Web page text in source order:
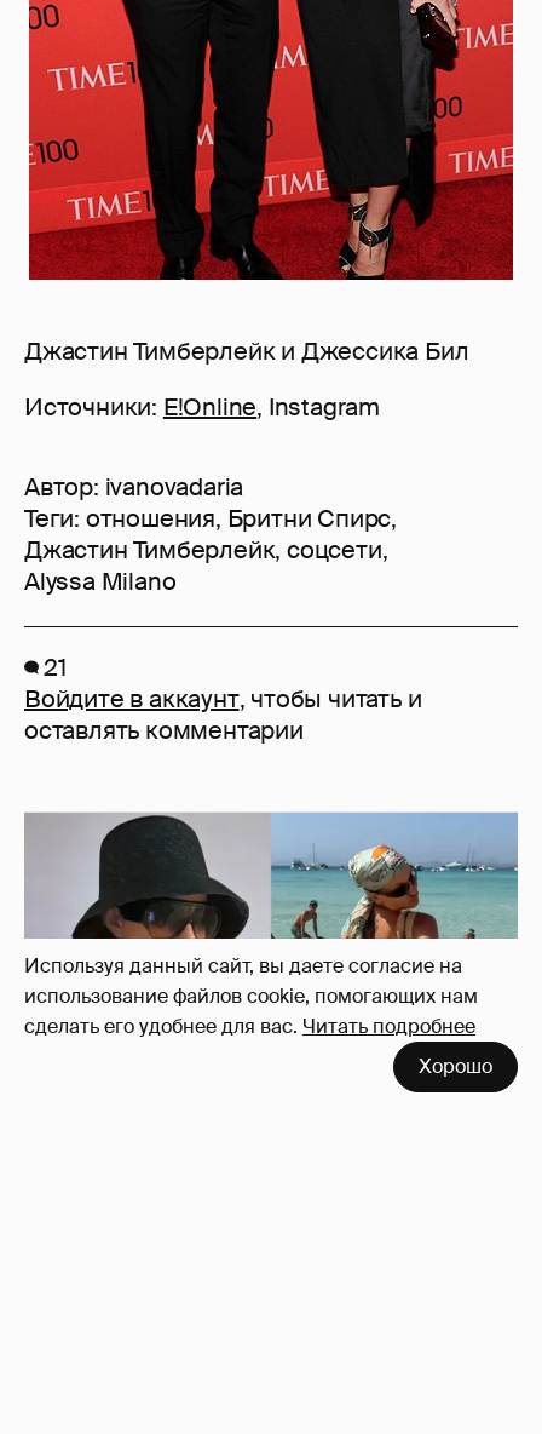
Используя данный сайт, вы даете согласие на
использование файлов cookie, помогающих нам
сделать его удобнее для вас. Читать подробнее
Хорошо
Джастин Тимберлейк и Джессика Бил
Источники: E!Online, Instagram
Автор: ivanovadaria
Теги: отношения, Бритни Спирс,
Джастин Тимберлейк,соцсети,
Alyssa Milano
21
Войдите в аккаунт, чтобы читать и
оставлять комментарии